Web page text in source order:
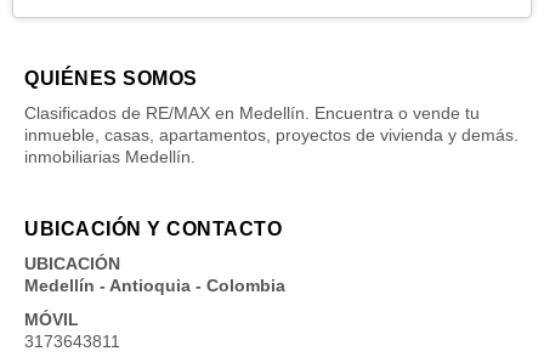
QUIÉNES SOMOS
Clasificados de RE/MAX en Medellín. Encuentra o vende tu
inmueble, casas, apartamentos, proyectos de vivienda y demás.
inmobiliarias Medellín.
UBICACIÓN Y CONTACTO
UBICACIÓN
Medellín - Antioquia - Colombia
MÓVIL